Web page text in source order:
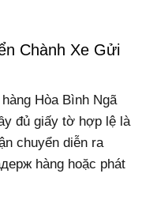
Chành Xe Gửi
Hòa Bình Ngã
đủ giấy tờ hợp lệ là
chuyển diễn ra
hàng hoặc phát